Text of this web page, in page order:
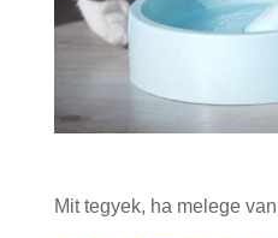
Mit tegyek, ha melege